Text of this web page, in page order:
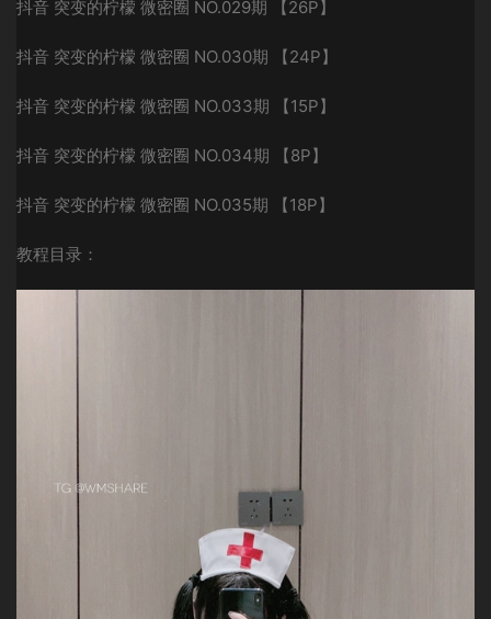
抖音 突变的柠檬 微密圈 NO.029期 【26P】
抖音 突变的柠檬 微密圈 NO.030期 【24P】
抖音 突变的柠檬 微密圈 NO.033期 【15P】
抖音 突变的柠檬 微密圈 NO.034期 【8P】
抖音 突变的柠檬 微密圈 NO.035期 【18P】
教程目录：